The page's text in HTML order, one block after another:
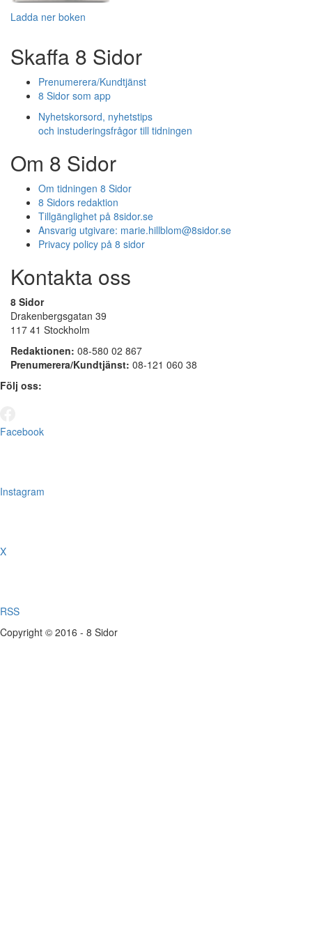
Ladda ner boken
Skaffa 8 Sidor
Prenumerera/Kundtjänst
8 Sidor som app
Nyhetskorsord, nyhetstips
och instuderingsfrågor till tidningen
Om 8 Sidor
Om tidningen 8 Sidor
8 Sidors redaktion
Tillgänglighet på 8sidor.se
Ansvarig utgivare: marie.hillblom@8sidor.se
Privacy policy på 8 sidor
Kontakta oss
8 Sidor
Drakenbergsgatan 39
117 41 Stockholm
Redaktionen: 08-580 02 867
Prenumerera/Kundtjänst: 08-121 060 38
Följ oss:
Facebook
Instagram
X
RSS
Copyright © 2016 - 8 Sidor